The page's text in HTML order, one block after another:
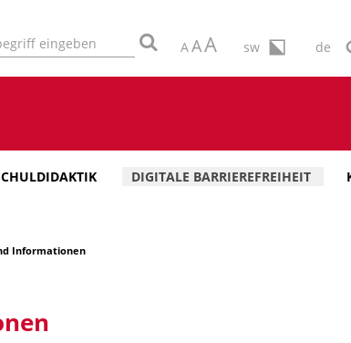
AAA sw de
DIGITALE BARRIEREFREIHEIT
Informationen